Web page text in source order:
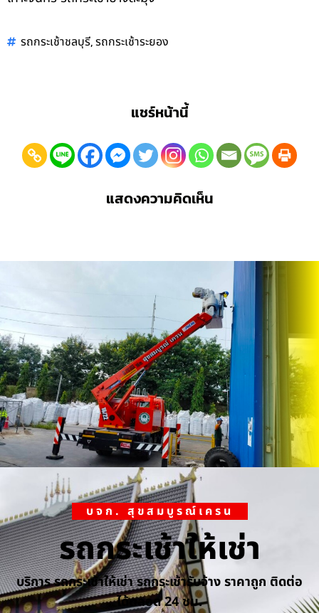
รถกระเช้าชลบุรี,รถกระเช้าระยอง
แชร์หน้านี้
แสดงความคิดเห็น
บจก. สุขสมบูรณ์เครน
รถกระเช้าให้เช่า
บริการ รถกระเช้าให้เช่า รถกระเช้ารับจ้าง ราคาถูก ติดต่อ
ได้ตลอด 24 ชม.